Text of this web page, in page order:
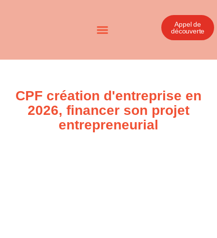
Appel de
découverte
CPF création d'entreprise en
2026, financer son projet
entrepreneurial